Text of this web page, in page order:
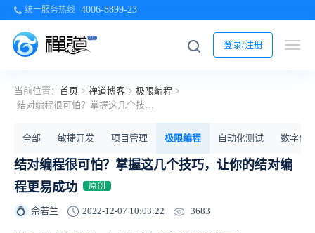
统一服务热线 4006-8899-23
登录/注册
当前位置： 首页 > 禅道博客 > 极限编程 >
结对编程很可怕？掌握这几个技巧，让你的结对编程更易成功
全部 敏捷开发 项目管理 极限编程 自动化测试 数字化
结对编程很可怕？掌握这几个技巧，让你的结对编
程更易成功
原创
💍 佘若兰 2022-12-07 10:03:22 3683